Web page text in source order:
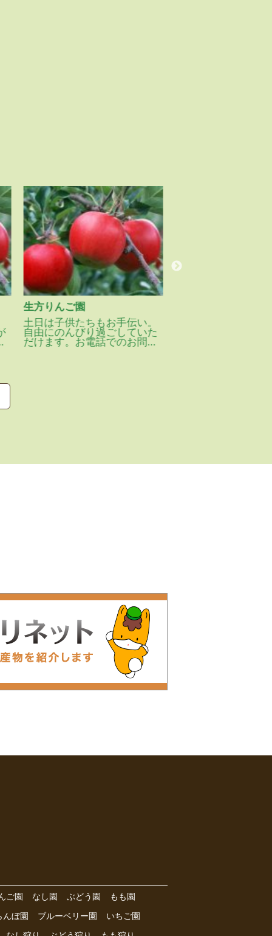
生方りんご園
土日は子供たちもお手伝い。
自由にのんびり過ごしていた
だけます。お電話でのお問い
ご園 なし園 ぶどう園
もも園
んぼ園
ブルーベリー園
いちご園